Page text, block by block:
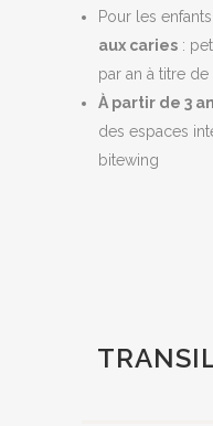
Pour les
aux caries :
par an à titre
À partir de 3
des espaces
bitewing